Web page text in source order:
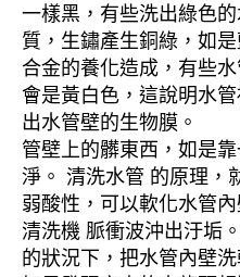
一樣黑，有些洗出綠色
質，生鏽產生銅綠，如
合金的養化造成，有些
會是黃白色，這說明水
出水管壁的生物膜。
管壁上的髒東西，如是
淨。 清洗水管 的原理，
弱酸性，可以軟化水管
清洗機 脈衝波沖出汙垢
的狀況下，把水管內壁洗